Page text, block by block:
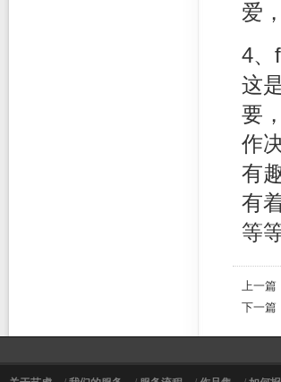
爱
4、
这
要
作
有
有
等
上一篇
下一篇